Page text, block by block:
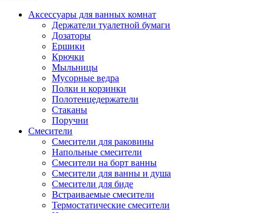
Аксессуары для ванных комнат
Держатели туалетной бумаги
Дозаторы
Ершики
Крючки
Мыльницы
Мусорные ведра
Полки и корзинки
Полотенцедержатели
Стаканы
Поручни
Смесители
Смесители для раковины
Напольные смесители
Смесители на борт ванны
Смесители для ванны и душа
Смесители для биде
Встраиваемые смесители
Термостатические смесители